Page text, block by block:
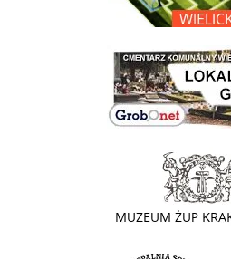
link do lokalizatora grobów
link do strony - Muzeum
link do strony Kopalni Soli